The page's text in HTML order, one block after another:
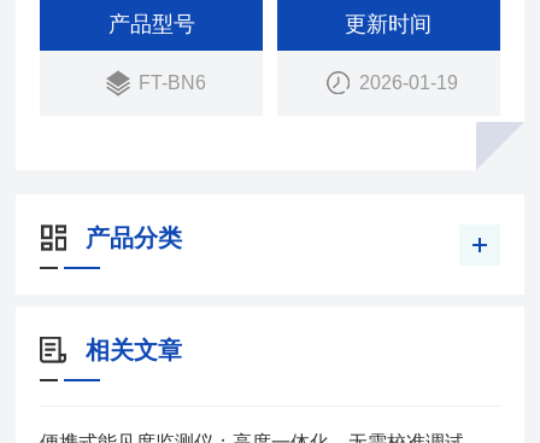
产品型号
FT-BN6
更新时间
2026-01-19
产品分类
相关文章